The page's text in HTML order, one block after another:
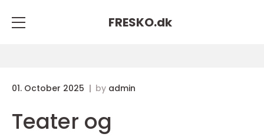
FRESKO.dk
01. October 2025 by admin
Teater og